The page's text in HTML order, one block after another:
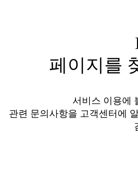
페이지를
서비스 이용에
관련 문의사항을 고객센터에